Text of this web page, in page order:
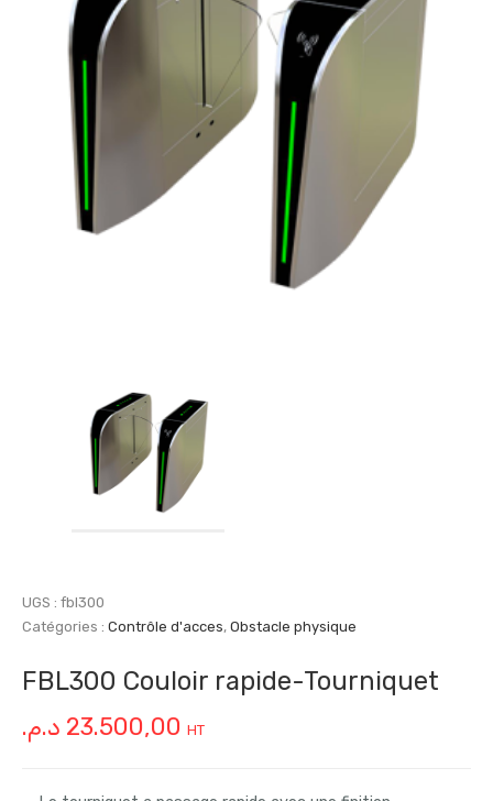
UGS : fbl300
Catégories : Contrôle d'acces, Obstacle physique
FBL300 Couloir rapide-Tourniquet
23.500,00 د.م. HT